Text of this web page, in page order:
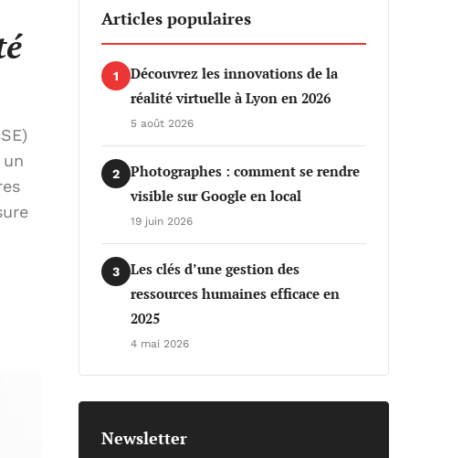
Articles populaires
1
Découvrez les innovations de la
réalité virtuelle à Lyon en 2026
5 août 2026
2
Photographes : comment se rendre
visible sur Google en local
19 juin 2026
3
Les clés d’une gestion des
ressources humaines efficace en
2025
4 mai 2026
Newsletter